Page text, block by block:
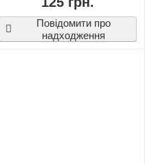
Повідомити про
надходження